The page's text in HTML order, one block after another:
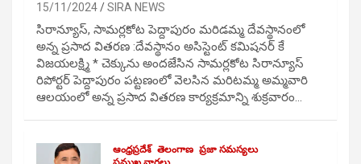
15/11/2024 SIRA NEWS
సిరాన్యూస్, సామర్లకోట పెద్దాపురం మరిడమ్మ దేవస్థానంలో
అన్న ప్రసాద వితరణ :దేవస్థానం అసిస్టెంట్ కమిషనర్ కే
విజయలక్ష్మి * చెక్కును అందజేసిన సామర్లకోట సిరాన్యూస్
రిపోర్టర్ పెద్దాపురం పట్టణంలో వెలసిన మరిటమ్మ అమ్మవారి
ఆలయంలో అన్న ప్రసాద వితరణ కార్యక్రమాన్ని శుక్రవారం…
ఆంధ్రప్రదేశ్ తెలంగాణ ప్రజా సమస్యలు